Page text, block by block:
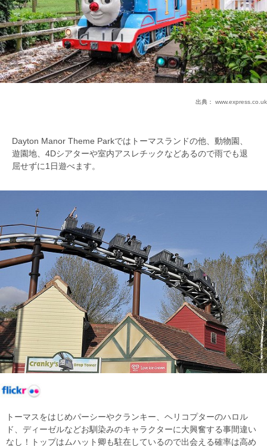
出典： www.express.co.uk
Dayton Manor Theme Parkではトーマスランドの他、動物園、
遊園地、4Dシアターや室内アスレチックなどあるので雨でも退
屈せずに1日遊べます。
トーマスをはじめパーシーやクランキー、ヘリコプターのハロル
ド、ディーゼルなどお馴染みのキャラクターに大興奮する事間違い
なし！トップはムハット卿も駐在しているので出会える確率は高め